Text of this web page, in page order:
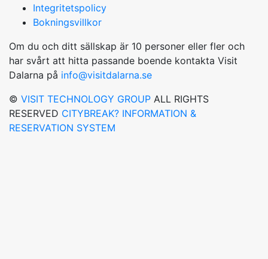
Integritetspolicy
Bokningsvillkor
Om du och ditt sällskap är 10 personer eller fler och
har svårt att hitta passande boende kontakta Visit
Dalarna på info@visitdalarna.se
© VISIT TECHNOLOGY GROUP ALL RIGHTS
RESERVED CITYBREAK? INFORMATION &
RESERVATION SYSTEM